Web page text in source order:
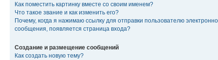
Как поместить картинку вместе со своим именем?
Что такое звание и как изменить его?
Почему, когда я нажимаю ссылку для отправки пользователю
сообщения, появляется страница входа?
Создание и размещение сообщений
Как создать новую тему?